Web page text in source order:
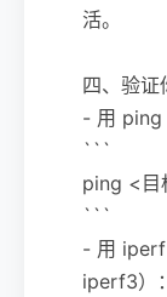
活。
四、验证
- 用 ping
```
ping <目
```
- 用 iperf
iperf3）：